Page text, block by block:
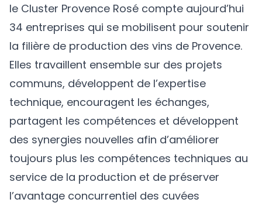
le Cluster Provence Rosé compte aujourd’hui
34 entreprises qui se mobilisent pour soutenir
la filière de production des vins de Provence.
Elles travaillent ensemble sur des projets
communs, développent de l’expertise
technique, encouragent les échanges,
partagent les compétences et développent
des synergies nouvelles afin d’améliorer
toujours plus les compétences techniques au
service de la production et de préserver
l’avantage concurrentiel des cuvées